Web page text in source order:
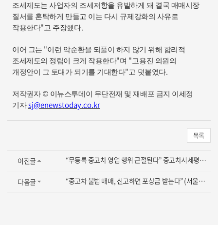
조세제도는 사업자의 조세저항을 유발하게 돼 결국 매매시장
질서를 혼탁하게 만들고 이는 다시 규제강화의 사유로
작용한다"고 주장했다.
이어 그는 "이런 악순환을 되풀이 하지 않기 위해 합리적
조세제도의 정립이 크게 작용한다"며 "고용진 의원의
개정안이 그 토대가 되기를 기대한다"고 덧붙였다.
저작권자 © 이뉴스투데이 무단전재 및 재배포 금지 이세정
기자sj@enewstoday.co.kr
목록
이전글 “무등록 중고차 영업 행위 근절된다” 중고차시세평가협회 박종길이사장의 노력으로 서울시...
다음글 “중고차 불법 매매, 신고하면 포상금 받는다” (서울시의장에게 조례요청하는 박종길이사장...